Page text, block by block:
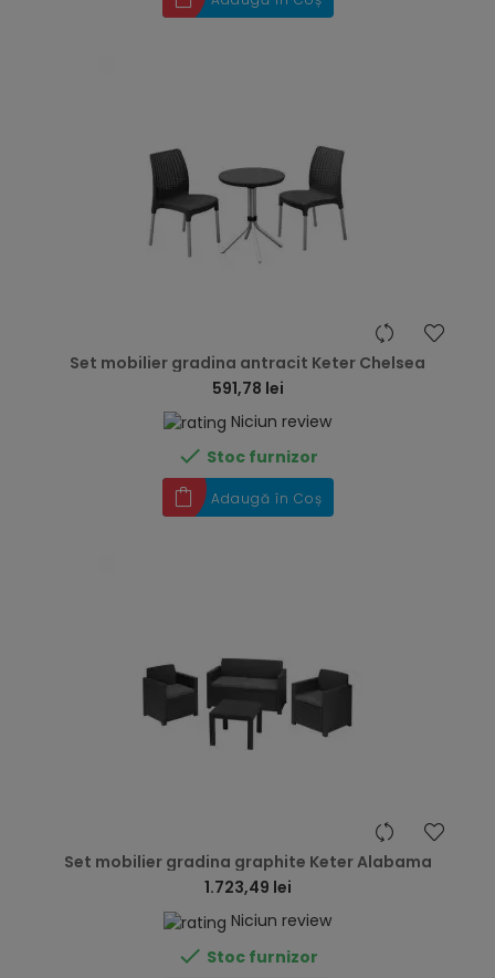
Set mobilier gradina antracit Keter Chelsea
591,78 lei
Niciun review
 Stoc furnizor
Adaugă în Coș
Set mobilier gradina graphite Keter Alabama
1.723,49 lei
Niciun review
 Stoc furnizor